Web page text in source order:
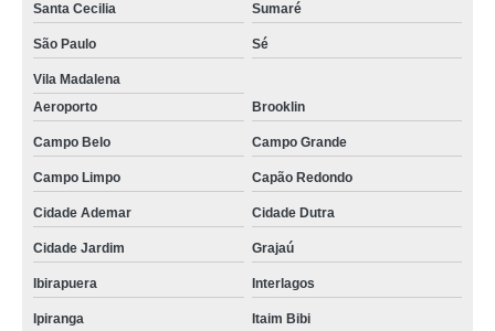
Santa Cecilia Sumaré
São Paulo Sé
Vila Madalena
Aeroporto
Brooklin
Campo Belo Campo Grande
Campo Limpo Capão Redondo
Cidade Ademar Cidade Dutra
Cidade Jardim Grajaú
Ibirapuera Interlagos
Ipiranga Itaim Bibi